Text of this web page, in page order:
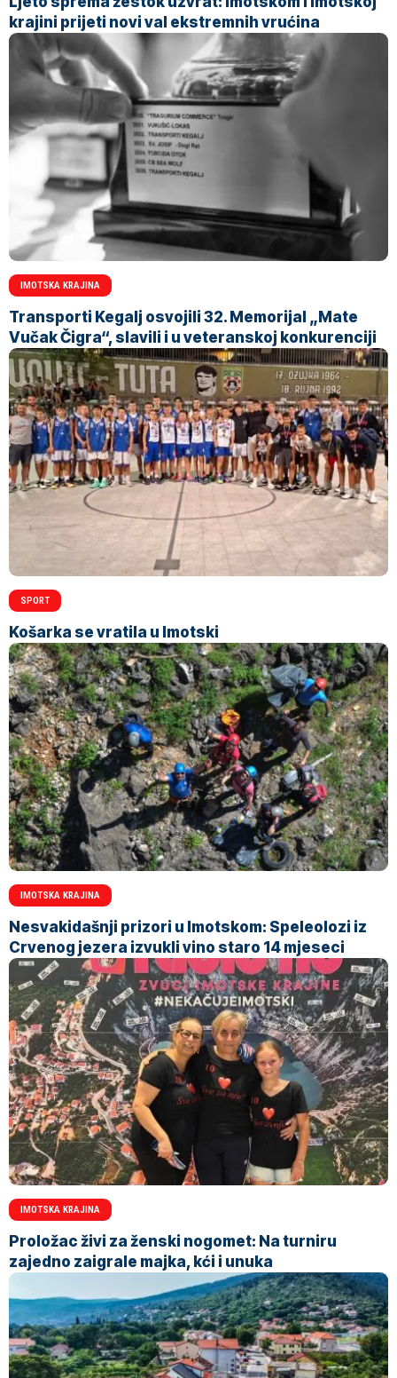
krajini prijeti novi val ekstremnih vrućina
IMOTSKA KRAJINA
Transporti Kegalj osvojili 32. Memorijal „Mate
Vučak Čigra“, slavili i u veteranskoj konkurenciji
SPORT
Košarka se vratila u Imotski
IMOTSKA KRAJINA
Nesvakidašnji prizori u Imotskom: Speleolozi iz
Crvenog jezera izvukli vino staro 14 mjeseci
IMOTSKA KRAJINA
Proložac živi za ženski nogomet: Na turniru
zajedno zaigrale majka, kći i unuka